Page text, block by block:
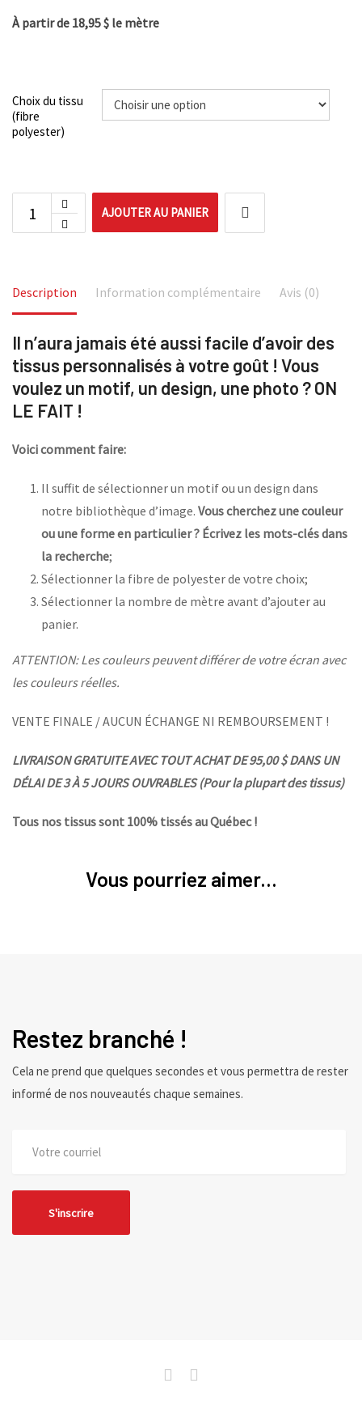
À partir de 18,95 $ le mètre
Choix du tissu
(fibre
polyester)
AJOUTER AU PANIER
Description Information complémentaire Avis (0)
Il n’aura jamais été aussi facile d’avoir des
tissus personnalisés à votre goût ! Vous
voulez un motif, un design, une photo ? ON
LE FAIT !
Voici comment faire:
Il suffit de sélectionner un motif ou un design dans
notre bibliothèque d’image. Vous cherchez une couleur
ou une forme en particulier ? Écrivez les mots-clés dans
la recherche;
Sélectionner la fibre de polyester de votre choix;
Sélectionner la nombre de mètre avant d’ajouter au
panier.
ATTENTION: Les couleurs peuvent différer de votre écran avec
les couleurs réelles.
VENTE FINALE / AUCUN ÉCHANGE NI REMBOURSEMENT !
LIVRAISON GRATUITE AVEC TOUT ACHAT DE 95,00 $ DANS UN
DÉLAI DE 3 À 5 JOURS OUVRABLES (Pour la plupart des tissus)
Tous nos tissus sont 100% tissés au Québec !
Vous pourriez aimer...
Restez branché !
Cela ne prend que quelques secondes et vous permettra de rester
informé de nos nouveautés chaque semaines.